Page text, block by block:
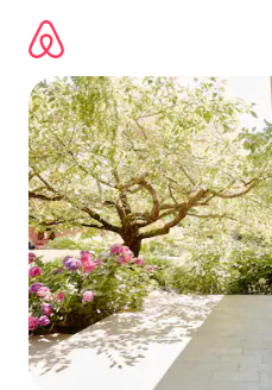
innehåll